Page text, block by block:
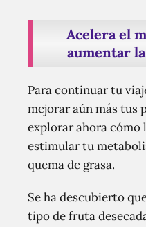
Acelera el
aumentar
Para continuar tu
mejorar aún más tus
explorar ahora cómo
estimular tu
quema de grasa.
Se ha descubierto
tipo de fruta